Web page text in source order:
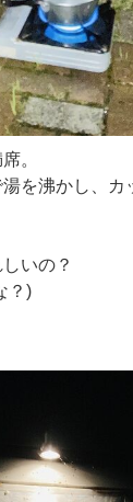
。
を沸かし、カ
いの？
？)